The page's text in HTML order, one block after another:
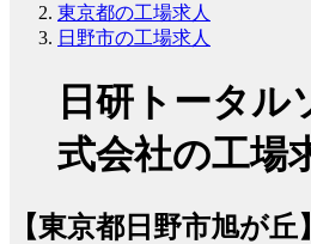
東京都の工場求人
日野市の工場求人
日研トータル
式会社の工場
【東京都日野市旭が丘